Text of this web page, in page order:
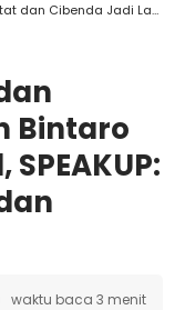
Jaya XChange Mall, SPEAKUP: Penggelapan Aset dan Rugikan Negara
Bintaro
waktu baca 3 menit